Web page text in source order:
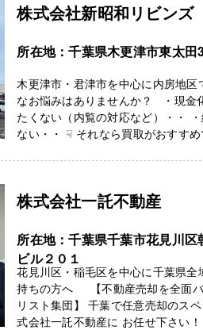
株式会社新昭和リビンズ
所在地：千葉県木更津市東太田
木更津市・君津市を中心に内房地
なお悩みはありませんか？ ・現金
たくない（内覧の対応など）・・
ない・・ ☟ それなら買取がおすす
株式会社一託不動産
所在地：千葉県千葉市花見川
ビル２０１
花見川区・稲毛区を中心に千葉県
持ちの方へ 【不動産売却を全面バ
リスト集団】 千葉で任意売却のス
式会社一託不動産に お任せ下さい